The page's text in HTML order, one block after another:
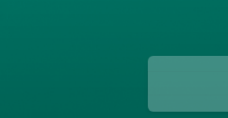
کاربری
بانکی